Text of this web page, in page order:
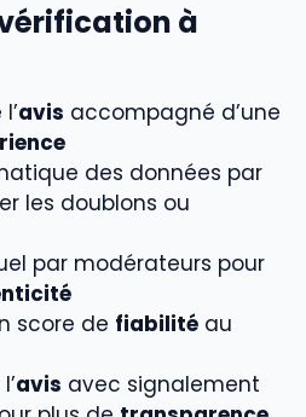
à
avis accompagné d’une
des données par
les doublons ou
par modérateurs pour
score de fiabilité au
avis avec signalement